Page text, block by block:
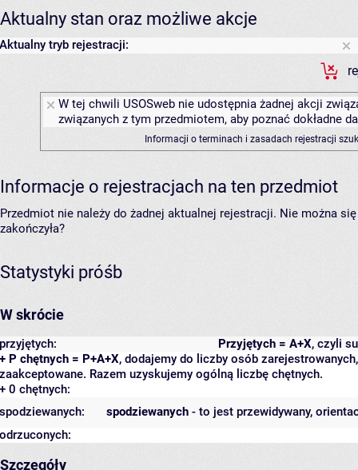
Aktualny stan oraz możliwe akcje
Aktualny tryb rejestracji:
W tej chwili USOSweb nie udostępnia żadnej akcji
związanych z tym przedmiotem, aby poznać dokładne
Informacji o terminach i zasadach rejestracji
Informacje o rejestracjach na ten przedmiot
Przedmiot nie należy do żadnej aktualnej rejestracji. Nie można
zakończyła?
Statystyki próśb
W skrócie
Przyjętych = A+X, czyli
przyjętych:
+ P chętnych = P+A+X, dodajemy do liczby osób
zaakceptowane. Razem uzyskujemy ogólną liczbę chętnych.
+ 0 chętnych:
spodziewanych - to jest przewidywany,
spodziewanych:
odrzuconych:
Szczegóły